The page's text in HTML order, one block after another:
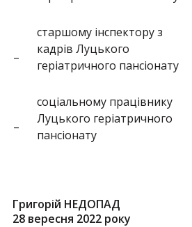
–
старшому інспектору з
кадрів Луцького
геріатричного пансіонату
–
соціальному працівнику
Луцького геріатричного
пансіонату
Григорій НЕДОПАД
28 вересня 2022 року